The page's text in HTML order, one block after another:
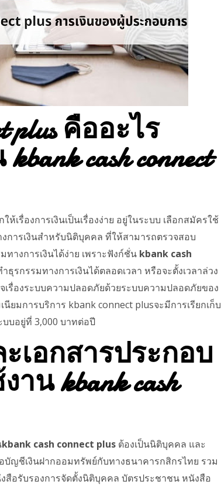
plus คืออะไร
cash connect
ห้เรื่องการเงินเป็นเรื่องง่าย อยู่ในระบบ เลือกสมัครใช้
การเงินสำหรับนิติบุคคล ที่ให้สามารถตรวจสอบ
างการเงินได้ง่าย เพราะฟังก์ชั่น kbank cash
รกรรมทางการเงินได้ตลอดเวลา หรือจะตั้งเวลาล่วง
เรื่องระบบความปลอดภัยด้วยระบบความปลอดภัยของ
ยมการบริการ kbank connect plusจะมีการเรียกเก็บ
บบอยู่ที่ 3,000 บาทต่อปี
อกสารประกอบ
น kbank cash
kbank cash connect plusต้องเป็นนิติบุคคล และ
ญชีเงินฝากออมทรัพย์กับทางธนาคารกสิกรไทย รวม
สือรับรองการจัดตั้งนิติบุคคล บัตรประชาชน หนังสือ